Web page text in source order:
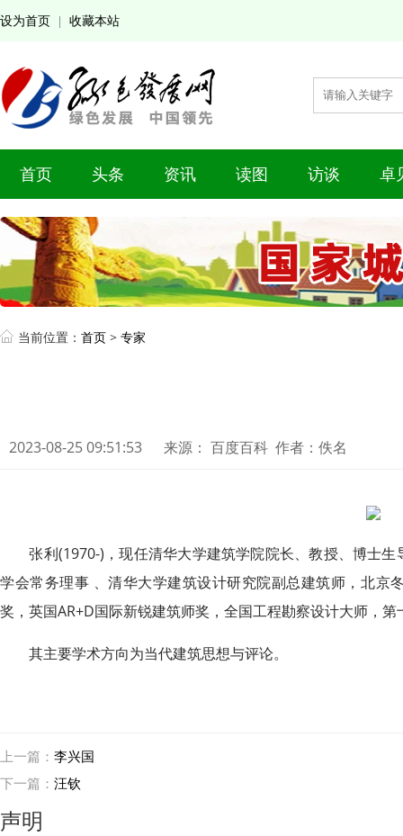
设为首页 收藏本站
首页 头条 资讯 读图 访谈 卓
当前位置： 首页 > 专家
2023-08-25 09:51:53 来源： 百度百科 作者：佚名
张利(1970-)，现任清华大学建筑学院院长、教授、博士生
学会常务理事 、清华大学建筑设计研究院副总建筑师，北京
奖，英国AR+D国际新锐建筑师奖，全国工程勘察设计大师，
其主要学术方向为当代建筑思想与评论。
上一篇： 李兴国
下一篇： 汪钦
声明